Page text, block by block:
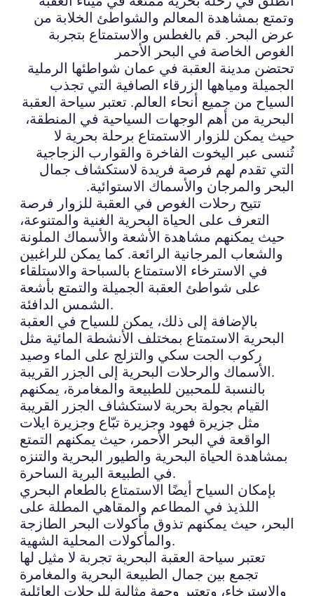
وتمتع بمشاهدة المعالم والشواطئ الخلابة من
عرض البحر. قم بالغطس والاستمتاع بتجربة
الغوص الخاصة في البحر الأحمر
تحتضن مدينة العقبة في عمان شواطئها الرملية
الجميلة ومياهها الزرقاء الصافية التي تجذب
السياح من جميع أنحاء العالم. تعتبر سياحة العقبة
البحرية من أهم الوجهات السياحية في المنطقة،
حيث يمكن للزوار الاستمتاع برحلة بحرية لا
تُنسى عبر اليخوت الفاخرة والقوارب الزجاجية
التي تقدم لهم فرصة فريدة لاستكشاف جمال
البحر والمرجان والأسماك الاستوائية.
تتيح رحلات الغوص في العقبة للزوار فرصة
التعرف على الحياة البحرية الغنية والمتنوعة،
حيث يمكنهم مشاهدة الأشعة والأسماك الملونة
والشعاب المرجانية الرائعة. كما يمكن للراغبين
في الاسترخاء الاستمتاع بالسباحة والاستلقاء
على شواطئ العقبة الجميلة والتمتع بأشعة
الشمس الدافئة.
بالإضافة إلى ذلك، يمكن للسياح في العقبة
البحرية الاستمتاع بمختلف الأنشطة المائية مثل
ركوب الجت سكي والتزلج على الماء وصيد
الأسماك والرحلات البحرية إلى الجزر القريبة.
بالنسبة للمحبين للطبيعة والمغامرة، يمكنهم
القيام بجولة بحرية لاستكشاف الجزر القريبة
مثل جزيرة فهود وجزيرة تبّاع وجزيرة ايلات
الواقعة في البحر الأحمر، حيث يمكنهم التمتع
بمشاهدة الحياة البحرية والطيور البحرية والتنزه
في الطبيعة البرية الساحرة.
بإمكان السياح أيضًا الاستمتاع بالطعام البحري
اللذيذ في المطاعم والمقاهي المطلة على
البحر، حيث يمكنهم تذوق مأكولات البحر الطازجة
والمأكولات المحلية الشهية.
تعتبر سياحة العقبة البحرية تجربة لا مثيل لها
تجمع بين جمال الطبيعة البحرية والمغامرة
والاسترخاء، وتعتبر وجهة مثالية للرحلات العائلية